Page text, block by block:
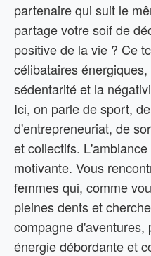
partenaire qui suit le
partage votre soif de
positive de la vie ? Ce
célibataires
sédentarité et la
Ici, on parle de sport,
d'entrepreneuriat, de
et collectifs.
motivante. Vous
femmes qui, comme
pleines dents et
compagne d'aventures,
énergie débordante et